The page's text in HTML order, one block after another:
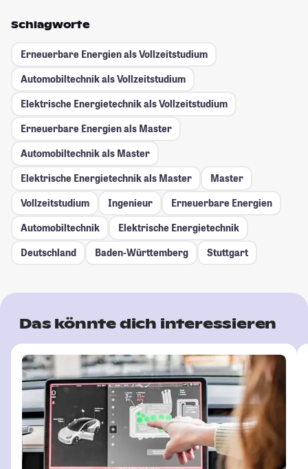
Schlagworte
Erneuerbare Energien als Vollzeitstudium
Automobiltechnik als Vollzeitstudium
Elektrische Energietechnik als Vollzeitstudium
Erneuerbare Energien als Master
Automobiltechnik als Master
Elektrische Energietechnik als Master
Master
Vollzeitstudium
Ingenieur
Erneuerbare Energien
Automobiltechnik
Elektrische Energietechnik
Deutschland
Baden-Württemberg Stuttgart
Das könnte dich interessieren